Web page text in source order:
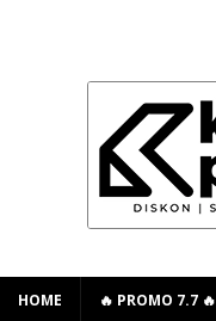
HOME 🔥 PROMO 7.7 🔥